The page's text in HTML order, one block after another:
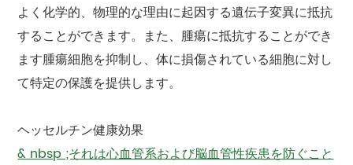
よく化学的、物理的な理由に起因する遺伝子変異に抵抗
することができます。また、腫瘍に抵抗することができ
ます腫瘍細胞を抑制し、体に損傷されている細胞に対し
て特定の保護を提供します。
ヘッセルチン健康効果
& nbsp ;それは心血管系および脳血管性疾患を防ぐこと